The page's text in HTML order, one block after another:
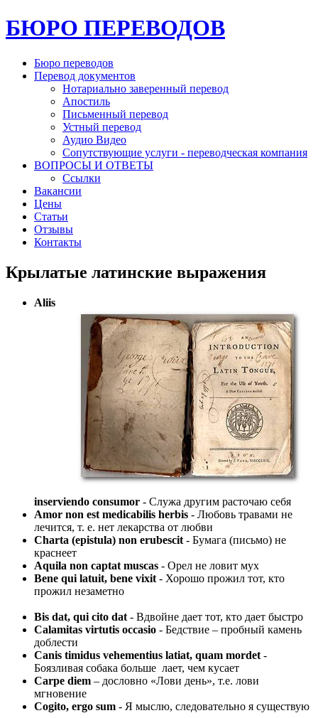
БЮРО ПЕРЕВОДОВ
Бюро переводов
Перевод документов
Нотариально заверенный перевод
Апостиль
Письменный перевод
Устный перевод
Аудио Видео
Сопутствующие услуги - переводческая компания
ВОПРОСЫ И ОТВЕТЫ
Ссылки
Вакансии
Цены
Статьи
Отзывы
Контакты
Крылатые латинские выражения
Aliis
inserviendo consumor - Служа другим расточаю себя
Amor non est medicabilis herbis - Любовь травами не
лечится, т. е. нет лекарства от любви
Charta (epistula) non erubescit - Бумага (письмо) не
краснеет
Aquila non captat muscas - Орел не ловит мух
Bene qui latuit, bene vixit - Хорошо прожил тот, кто
прожил незаметно
Bis dat, qui cito dat - Вдвойне дает тот, кто дает быстро
Calamitas virtutis occasio - Бедствие – пробный камень
доблести
Canis timidus vehementius latiat, quam mordet -
Боязливая собака больше лает, чем кусает
Carpe diem – дословно «Лови день», т.е. лови
мгновение
Cogito, ergo sum - Я мыслю, следовательно я существую